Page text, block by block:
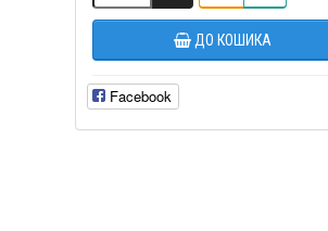
ДО КОШИКА
Facebook